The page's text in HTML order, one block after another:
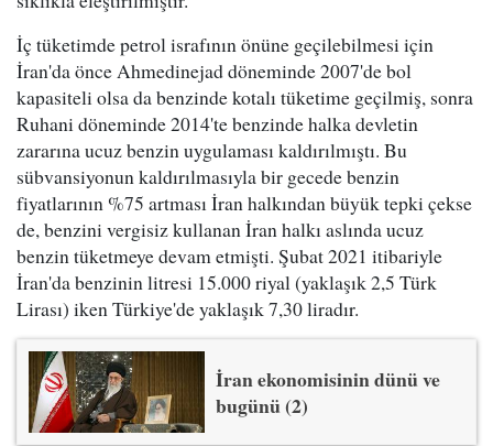
İç tüketimde petrol israfının önüne geçilebilmesi için
İran'da önce Ahmedinejad döneminde 2007'de bol
kapasiteli olsa da benzinde kotalı tüketime geçilmiş, sonra
Ruhani döneminde 2014'te benzinde halka devletin
zararına ucuz benzin uygulaması kaldırılmıştı. Bu
sübvansiyonun kaldırılmasıyla bir gecede benzin
fiyatlarının %75 artması İran halkından büyük tepki çekse
de, benzini vergisiz kullanan İran halkı aslında ucuz
benzin tüketmeye devam etmişti. Şubat 2021 itibariyle
İran'da benzinin litresi 15.000 riyal (yaklaşık 2,5 Türk
Lirası) iken Türkiye'de yaklaşık 7,30 liradır.
İran ekonomisinin dünü ve
bugünü (2)